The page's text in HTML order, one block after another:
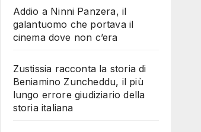
Addio a Ninni Panzera, il
galantuomo che portava il
cinema dove non c’era
Zustissia racconta la storia di
Beniamino Zuncheddu, il più
lungo errore giudiziario della
storia italiana